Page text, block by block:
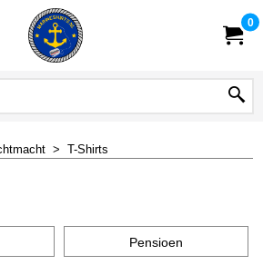
0
> T-Shirts
Pensioen